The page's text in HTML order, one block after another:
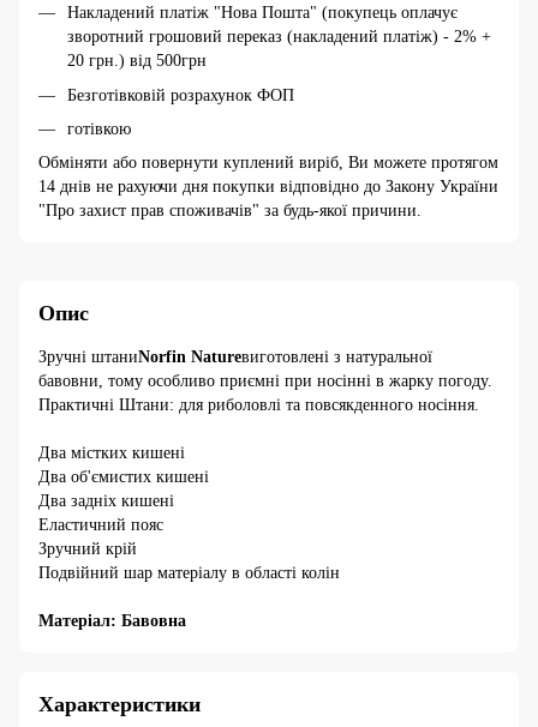
Накладений платіж "Нова Пошта" (покупець оплачує
зворотний грошовий переказ (накладений платіж) - 2% +
20 грн.) від 500грн
Безготівковій розрахунок ФОП
готівкою
Обміняти або повернути куплений виріб, Ви можете протягом
14 днів не рахуючи дня покупки відповідно до Закону України
"Про захист прав споживачів" за будь-якої причини.
Опис
Зручні штаниNorfin Natureвиготовлені з натуральної
бавовни, тому особливо приємні при носінні в жарку погоду.
Практичні Штани: для риболовлі та повсякденного носіння.
Два містких кишені
Два об'ємистих кишені
Два задніх кишені
Еластичний пояс
Зручний крій
Подвійний шар матеріалу в області колін
Матеріал: Бавовна
Характеристики